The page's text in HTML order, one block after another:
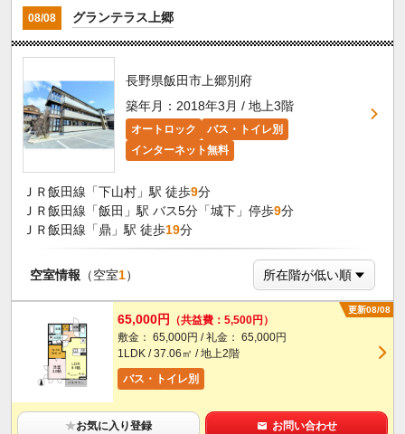
08/08 グランテラス上郷
長野県飯田市上郷別府
築年月：2018年3月 / 地上3階
オートロック
バス・トイレ別
インターネット無料
ＪＲ飯田線「下山村」駅 徒歩9分
ＪＲ飯田線「飯田」駅 バス5分「城下」停歩9分
ＪＲ飯田線「鼎」駅 徒歩19分
空室情報 （空室1）
更新08/08
65,000円
（共益費：5,500円）
敷金： 65,000円 / 礼金： 65,000円
1LDK / 37.06㎡ / 地上2階
バス・トイレ別
★お気に入り登録 お問い合わせ